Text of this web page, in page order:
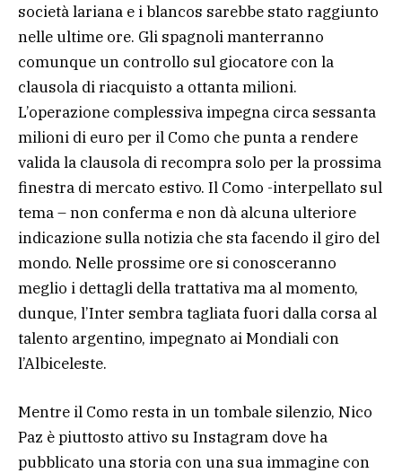
società lariana e i blancos sarebbe stato raggiunto
nelle ultime ore. Gli spagnoli manterranno
comunque un controllo sul giocatore con la
clausola di riacquisto a ottanta milioni.
L’operazione complessiva impegna circa sessanta
milioni di euro per il Como che punta a rendere
valida la clausola di recompra solo per la prossima
finestra di mercato estivo. Il Como -interpellato sul
tema – non conferma e non dà alcuna ulteriore
indicazione sulla notizia che sta facendo il giro del
mondo. Nelle prossime ore si conosceranno
meglio i dettagli della trattativa ma al momento,
dunque, l’Inter sembra tagliata fuori dalla corsa al
talento argentino, impegnato ai Mondiali con
l’Albiceleste.
Mentre il Como resta in un tombale silenzio, Nico
Paz è piuttosto attivo su Instagram dove ha
pubblicato una storia con una sua immagine con